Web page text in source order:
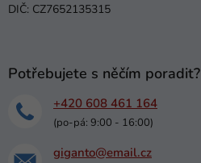
DIČ: CZ7652135315
Potřebujete s něčím poradit?
+420 608 461 164
(po-pá: 9:00 - 16:00)
giganto@email.cz